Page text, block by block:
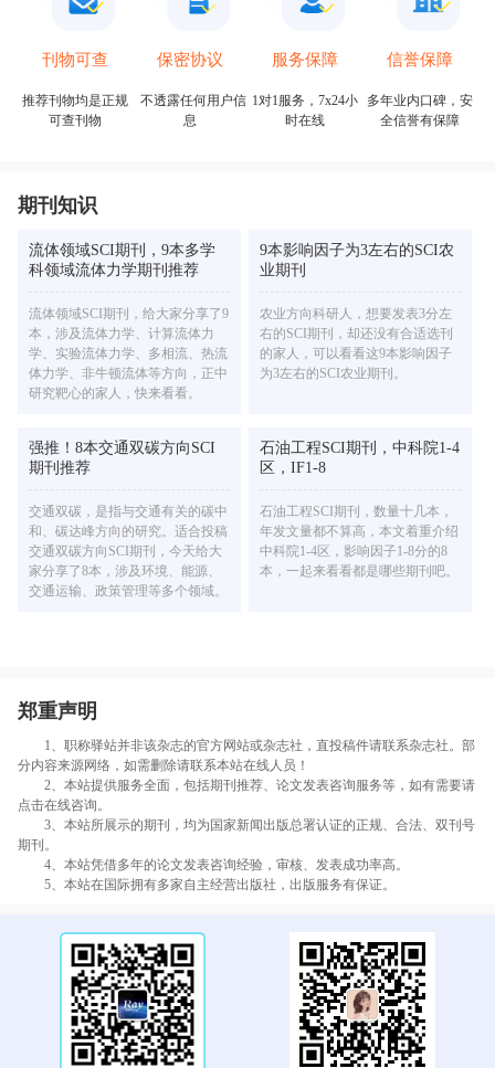
刊物可查
推荐刊物均是正规
可查刊物
保密协议
不透露任何用户信
息
服务保障
1对1服务，7x24小
时在线
信誉保障
多年业内口碑，安
全信誉有保障
期刊知识
流体领域SCI期刊，9本多学
科领域流体力学期刊推荐
流体领域SCI期刊，给大家分享了9
本，涉及流体力学、计算流体力
学、实验流体力学、多相流、热流
体力学、非牛顿流体等方向，正中
研究靶心的家人，快来看看。
9本影响因子为3左右的SCI农
业期刊
农业方向科研人，想要发表3分左
右的SCI期刊，却还没有合适选刊
的家人，可以看看这9本影响因子
为3左右的SCI农业期刊。
强推！8本交通双碳方向SCI
期刊推荐
交通双碳，是指与交通有关的碳中
和、碳达峰方向的研究。适合投稿
交通双碳方向SCI期刊，今天给大
家分享了8本，涉及环境、能源、
交通运输、政策管理等多个领域。
石油工程SCI期刊，中科院1-4
区，IF1-8
石油工程SCI期刊，数量十几本，
年发文量都不算高，本文着重介绍
中科院1-4区，影响因子1-8分的8
本，一起来看看都是哪些期刊吧。
郑重声明
1、职称驿站并非该杂志的官方网站或杂志社，直投稿件请联系杂志社。部
分内容来源网络，如需删除请联系本站在线人员！
2、本站提供服务全面，包括期刊推荐、论文发表咨询服务等，如有需要请
点击在线咨询。
3、本站所展示的期刊，均为国家新闻出版总署认证的正规、合法、双刊号
期刊。
4、本站凭借多年的论文发表咨询经验，审核、发表成功率高。
5、本站在国际拥有多家自主经营出版社，出版服务有保证。